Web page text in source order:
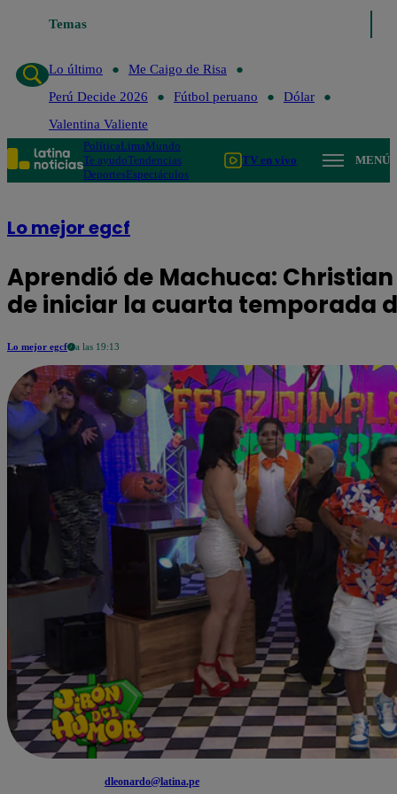
Temas
Lo último
Me Caigo de Risa
Perú Decide 2026
Fútbol peruano
Dólar
Valentina Valiente
PolíticaLimaMundo
Te ayudoTendencias
DeportesEspectáculos
TV en vivo MENÚ
Lo mejor egcf
Aprendió de Machuca:
de iniciar la cuarta temporada
Lo mejor egcf a las 19:13
dleonardo@latina.pe